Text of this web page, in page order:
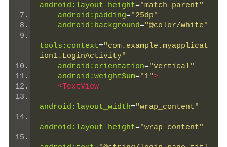
android:layout_height="match_parent"
android:padding="25dp"
android:background="@color/white"
tools:context="com.example.myapplicat
ion1.LoginActivity"
android:orientation="vertical"
android:weightSum="1">
<TextView
android:layout_width="wrap_content"
android:layout_height="wrap_content"